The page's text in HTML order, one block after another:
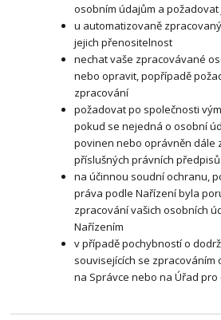
osobním údajům a požadovat
u automatizovaně
jejich přenositelnost
nechat vaše zpracovávané
nebo opravit, popřípadě
zpracování
požadovat po společnosti
pokud se nejedná o osobní
povinen nebo oprávněn dále
příslušných právních předpisů
na účinnou soudní ochranu,
práva podle Nařízení byla
zpracování vašich osobních
Nařízením
v případě pochybností o
souvisejících se
na Správce nebo na Úřad